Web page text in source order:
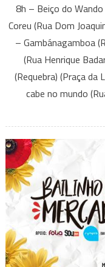
8h – Beiço do
Coreu (Rua Dom
– Gambánagamboa
(Rua Henrique
(Requebra) (Praça da
cabe no mundo